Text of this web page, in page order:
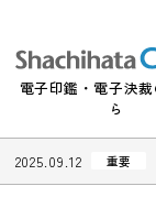
電子印鑑・電子決
ら
2025.09.12